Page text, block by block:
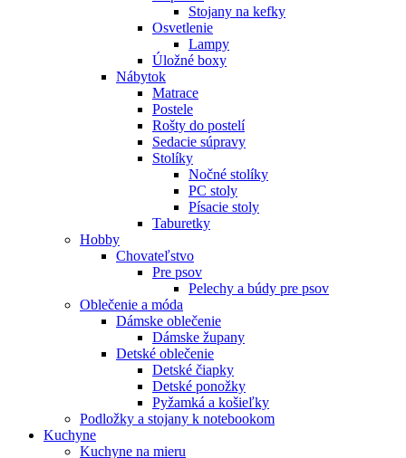
Stojany na kefky
Osvetlenie
Lampy
Úložné boxy
Nábytok
Matrace
Postele
Rošty do postelí
Sedacie súpravy
Stolíky
Nočné stolíky
PC stoly
Písacie stoly
Taburetky
Hobby
Chovateľstvo
Pre psov
Pelechy a búdy pre psov
Oblečenie a móda
Dámske oblečenie
Dámske župany
Detské oblečenie
Detské čiapky
Detské ponožky
Pyžamká a košieľky
Podložky a stojany k notebookom
Kuchyne
Kuchyne na mieru